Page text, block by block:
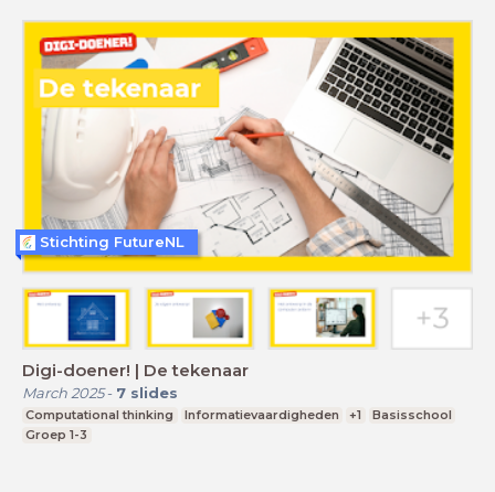
Digi-doener! | De tekenaar
March 2025- 7 slides
Computational thinking Informatievaardigheden +1
Basisschool
Groep 1-3
Stichting FutureNL